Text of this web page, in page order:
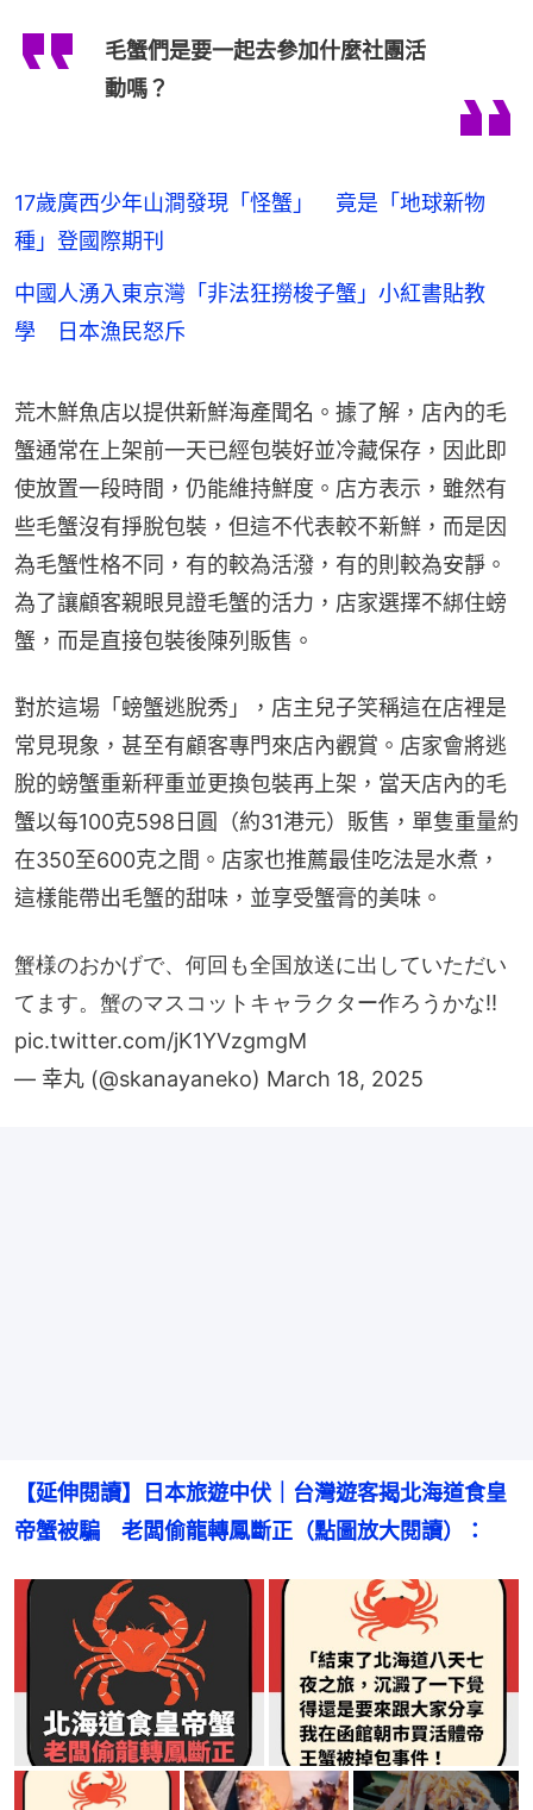
毛蟹們是要一起去參加什麼社團活
動嗎？
17歲廣西少年山澗發現「怪蟹」 竟是「地球新物
種」登國際期刊
中國人湧入東京灣「非法狂撈梭子蟹」小紅書貼教
學 日本漁民怒斥
荒木鮮魚店以提供新鮮海產聞名。據了解，店內的毛
蟹通常在上架前一天已經包裝好並冷藏保存，因此即
使放置一段時間，仍能維持鮮度。店方表示，雖然有
些毛蟹沒有掙脫包裝，但這不代表較不新鮮，而是因
為毛蟹性格不同，有的較為活潑，有的則較為安靜。
為了讓顧客親眼見證毛蟹的活力，店家選擇不綁住螃
蟹，而是直接包裝後陳列販售。
對於這場「螃蟹逃脫秀」，店主兒子笑稱這在店裡是
常見現象，甚至有顧客專門來店內觀賞。店家會將逃
脫的螃蟹重新秤重並更換包裝再上架，當天店內的毛
蟹以每100克598日圓（約31港元）販售，單隻重量約
在350至600克之間。店家也推薦最佳吃法是水煮，
這樣能帶出毛蟹的甜味，並享受蟹膏的美味。
蟹様のおかげで、何回も全国放送に出していただい
てます。蟹のマスコットキャラクター作ろうかな‼️
pic.twitter.com/jK1YVzgmgM
— 幸丸 (@skanayaneko) March 18, 2025
【延伸閱讀】日本旅遊中伏｜台灣遊客揭北海道食皇
帝蟹被騙　老闆偷龍轉鳳斷正（點圖放大閱讀）：